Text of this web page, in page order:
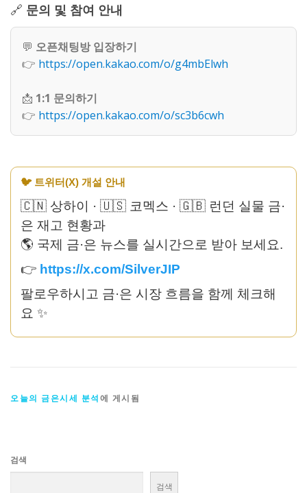
🔗 문의 및 참여 안내
💬 오픈채팅방 입장하기
👉 https://open.kakao.com/o/g4mbElwh
📩 1:1 문의하기
👉 https://open.kakao.com/o/sc3b6cwh
🐦 트위터(X) 개설 안내
🇨🇳 상하이 · 🇺🇸 코멕스 · 🇬🇧 런던 실물 금·
은 재고 현황과
🌎 국제 금·은 뉴스를 실시간으로 받아 보세요.
👉 https://x.com/SilverJIP
팔로우하시고 금·은 시장 흐름을 함께 체크해
요 ✨
오늘의 금은시세 분석에 게시됨
검색
검색